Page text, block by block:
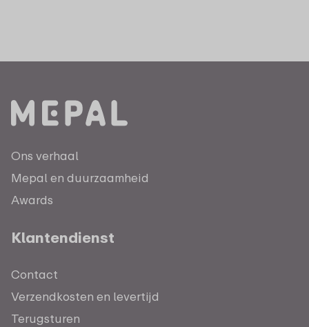
Ons verhaal
Mepal en duurzaamheid
Awards
Klantendienst
Contact
Verzendkosten en levertijd
Terugsturen